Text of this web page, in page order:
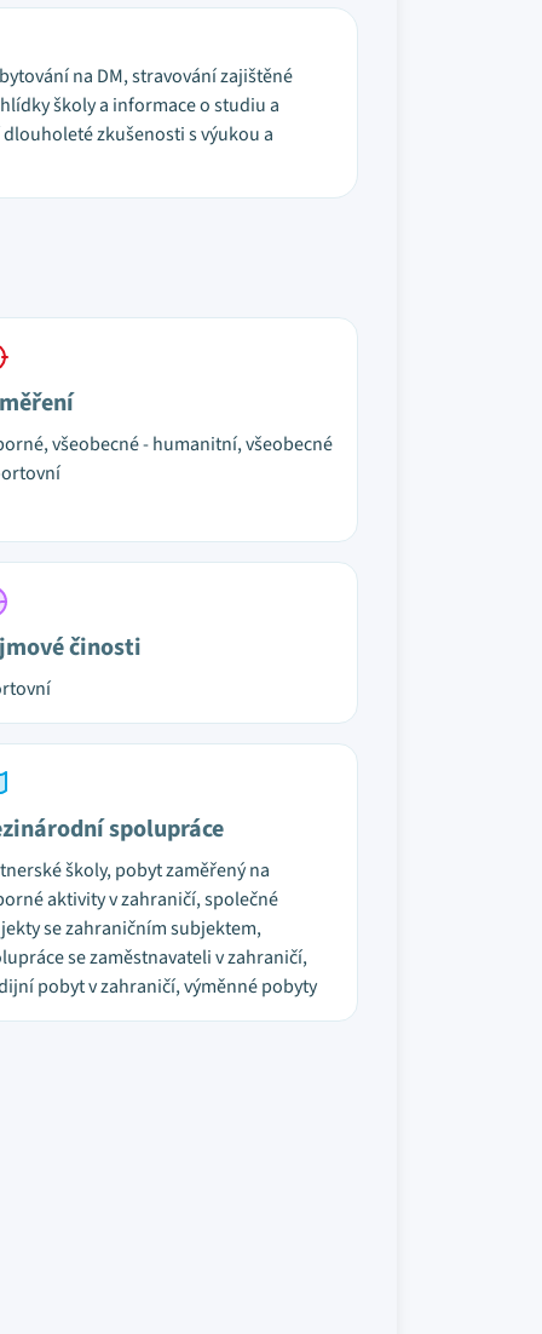
na DM, stravování zajištěné
školy a informace o studiu a
zkušenosti s výukou a
všeobecné - humanitní, všeobecné
činosti
spolupráce
školy, pobyt zaměřený na
aktivity v zahraničí, společné
se zahraničním subjektem,
se zaměstnavateli v zahraničí,
pobyt v zahraničí, výměnné pobyty